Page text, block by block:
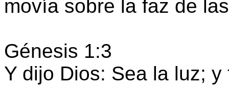
movía sobre la faz de
Génesis 1:3
Y dijo Dios: Sea la luz; y